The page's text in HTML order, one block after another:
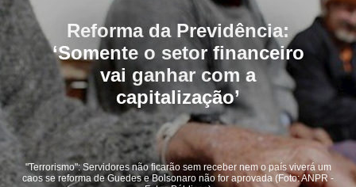
Reforma da Previdência:
‘Somente o setor financeiro
vai ganhar com a
capitalização’
"Terrorismo": Servidores não ficarão sem receber nem o país viverá um
caos se reforma de Guedes e Bolsonaro não for aprovada (Foto: ANPR -